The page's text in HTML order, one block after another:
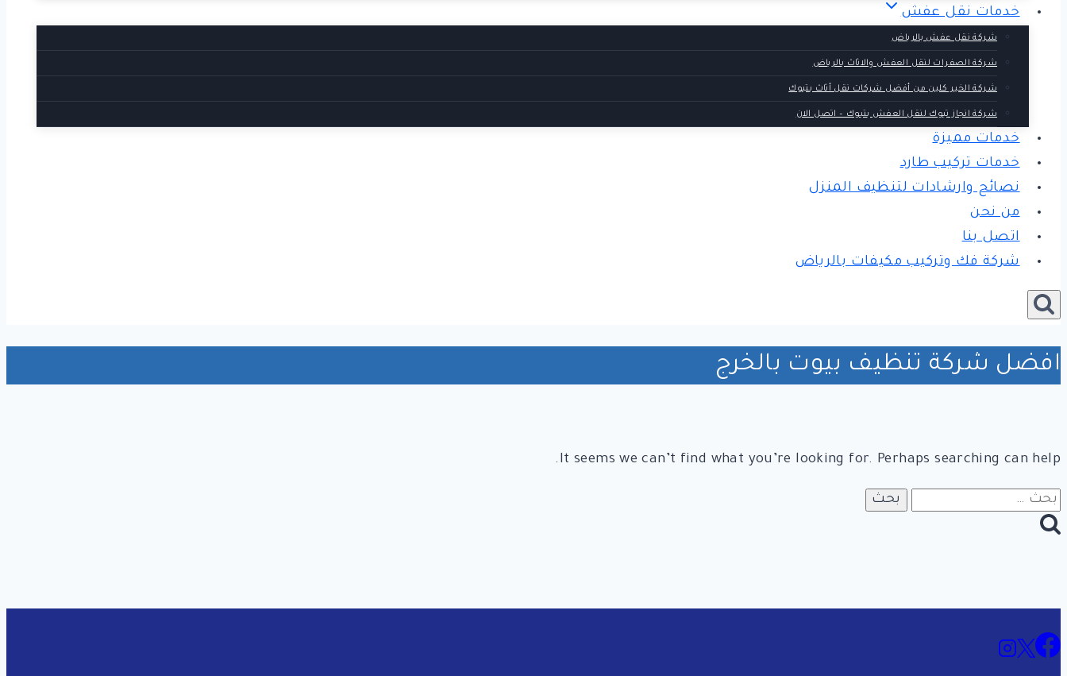
خدمات نقل عفش
شركة نقل عفش بالرياض
شركة الصفرات لنقل العفش والاثاث بالرياض
شركة الخير كلين من أفضل شركات نقل أثاث بتبوك
شركة انجاز تبوك لنقل العفش بتبوك – اتصل الان
خدمات مميزة
خدمات تركيب طارد
نصائح وارشادات لتنظيف المنزل
من نحن
اتصل بنا
شركة فك وتركيب مكيفات بالرياض
افضل شركة تنظيف بيوت بالخرج
It seems we can’t find what you’re looking for. Perhaps searching can help.
البحث
عن: